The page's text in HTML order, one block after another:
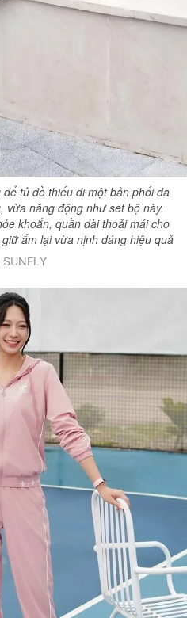
Liên hệ quảng cáo
tòa soạn: Trần Việt Hưng
cấp ngày 24.3.2020
Báo Thanh Niên. Cấm sao chép
sự chấp thuận bằng văn bản.
JSC.
tủ đồ thiếu đi một bản phối đa
năng động như set bộ này.
khoắn, quần dài thoải mái cho
ấm lại vừa nịnh dáng hiệu quả
SUNFLY